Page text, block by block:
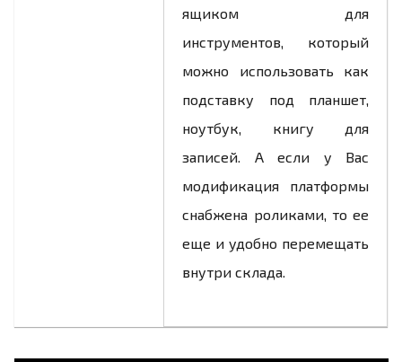
ящиком для
инструментов, который
можно использовать как
подставку под планшет,
ноутбук, книгу для
записей. А если у Вас
модификация платформы
снабжена роликами, то ее
еще и удобно перемещать
внутри склада.